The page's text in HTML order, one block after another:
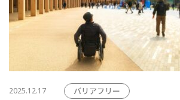
2025.12.17 バリアフリー